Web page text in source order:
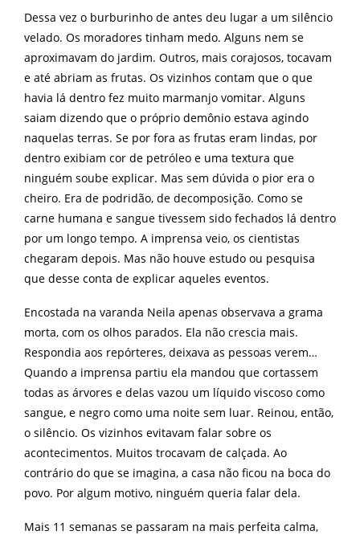
Dessa vez o burburinho de antes deu lugar a um silêncio
velado. Os moradores tinham medo. Alguns nem se
aproximavam do jardim. Outros, mais corajosos, tocavam
e até abriam as frutas. Os vizinhos contam que o que
havia lá dentro fez muito marmanjo vomitar. Alguns
saiam dizendo que o próprio demônio estava agindo
naquelas terras. Se por fora as frutas eram lindas, por
dentro exibiam cor de petróleo e uma textura que
ninguém soube explicar. Mas sem dúvida o pior era o
cheiro. Era de podridão, de decomposição. Como se
carne humana e sangue tivessem sido fechados lá dentro
por um longo tempo. A imprensa veio, os cientistas
chegaram depois. Mas não houve estudo ou pesquisa
que desse conta de explicar aqueles eventos.
Encostada na varanda Neila apenas observava a grama
morta, com os olhos parados. Ela não crescia mais.
Respondia aos repórteres, deixava as pessoas verem…
Quando a imprensa partiu ela mandou que cortassem
todas as árvores e delas vazou um líquido viscoso como
sangue, e negro como uma noite sem luar. Reinou, então,
o silêncio. Os vizinhos evitavam falar sobre os
acontecimentos. Muitos trocavam de calçada. Ao
contrário do que se imagina, a casa não ficou na boca do
povo. Por algum motivo, ninguém queria falar dela.
Mais 11 semanas se passaram na mais perfeita calma,